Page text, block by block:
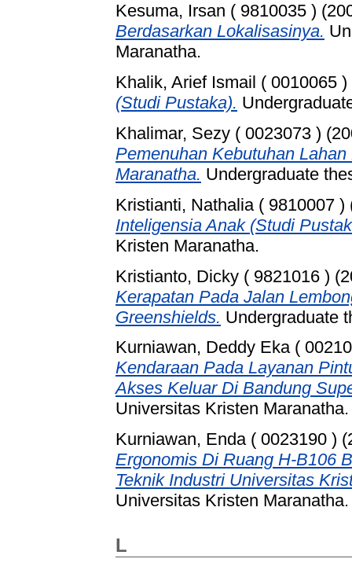
Kesuma, Irsan ( 9810035 )
Berdasarkan Lokalisasinya.
Maranatha.
Khalik, Arief Ismail ( 0010065 )
(Studi Pustaka).
Khalimar, Sezy ( 0023073 )
Pemenuhan Kebutuhan
Maranatha. Undergraduate
Kristianti, Nathalia ( 9810007 )
Inteligensia Anak (Studi
Kristen Maranatha.
Kristianto, Dicky ( 9821016 )
Kerapatan Pada Jalan
Greenshields. Undergraduate
Kurniawan, Deddy Eka (
Kendaraan Pada Layanan
Akses Keluar Di Bandung
Universitas Kristen Maranatha.
Kurniawan, Enda ( 0023190 )
Ergonomis Di Ruang H-B106
Teknik Industri Universitas
Universitas Kristen Maranatha.
L